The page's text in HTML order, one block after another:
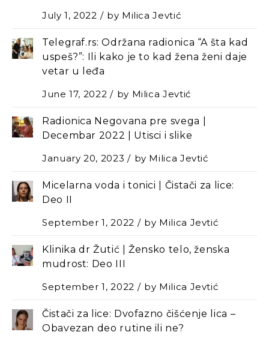
July 1, 2022
by Milica Jevtić
Telegraf.rs: Održana radionica “A šta kad
uspeš?”: Ili kako je to kad žena ženi daje
vetar u leđa
June 17, 2022
by Milica Jevtić
Radionica Negovana pre svega |
Decembar 2022 | Utisci i slike
January 20, 2023
by Milica Jevtić
Micelarna voda i tonici | Čistači za lice:
Deo II
September 1, 2022
by Milica Jevtić
Klinika dr Žutić | Žensko telo, ženska
mudrost: Deo III
September 1, 2022
by Milica Jevtić
Čistači za lice: Dvofazno čišćenje lica –
Оbavezan deo rutine ili ne?